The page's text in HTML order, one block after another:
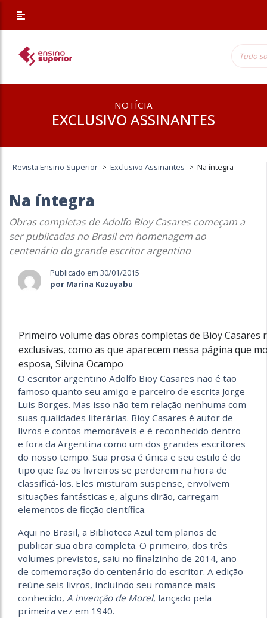
NOTÍCIA
EXCLUSIVO ASSINANTES
Revista Ensino Superior > Exclusivo Assinantes > Na íntegra
Na íntegra
Obras completas de Adolfo Bioy Casares começam a
ser publicadas no Brasil em homenagem ao
centenário do grande escritor argentino
Publicado em 30/01/2015
por Marina Kuzuyabu
Primeiro volume das obras completas de Bioy
exclusivas, como as que aparecem nessa página que
esposa, Silvina Ocampo
O escritor argentino Adolfo Bioy Casares não é tão
famoso quanto seu amigo e parceiro de escrita Jorge
Luis Borges. Mas isso não tem relação nenhuma com
suas qualidades literárias. Bioy Casares é autor de
livros e contos memoráveis e é reconhecido dentro
e fora da Argentina como um dos grandes escritores
do nosso tempo. Sua prosa é única e seu estilo é do
tipo que faz os livreiros se perderem na hora de
classificá-los. Eles misturam suspense, envolvem
situações fantásticas e, alguns dirão, carregam
elementos de ficção científica.
Aqui no Brasil, a Biblioteca Azul tem planos de
publicar sua obra completa. O primeiro, dos três
volumes previstos, saiu no finalzinho de 2014, ano
de comemoração do centenário do escritor. A edição
reúne seis livros, incluindo seu romance mais
conhecido, A invenção de Morel, lançado pela
primeira vez em 1940.